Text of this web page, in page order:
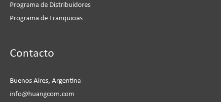
Programa de Distribuidores
Programa de Franquicias
Contacto
Buenos Aires, Argentina
info@huangcom.com